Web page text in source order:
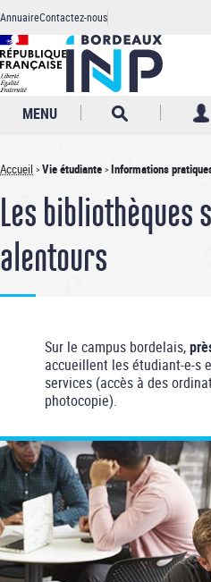
Aller
au
contenu
principal
Header
AnnuaireContactez-nous
MENU
Fil
d'Ariane
Accueil Vie étudiante Informations
Les bibliothèques
alentours
Sur le campus bordelais,
accueillent les étudiant-e-s
services (accès à des
photocopie).
Panneau de gestion des cookies